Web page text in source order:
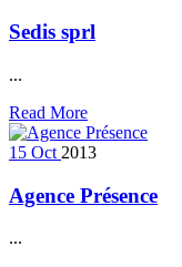
Sedis sprl
...
Read More
15 Oct 2013
Agence Présence
...